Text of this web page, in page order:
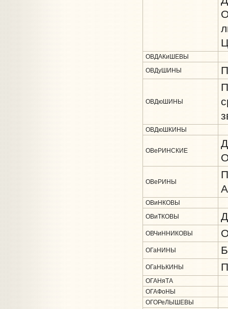
ОВДАКиШЕВЫ
ОВДуШИНЫ
ОВДюШИНЫ
ОВДюШКИНЫ
ОВеРИНСКИЕ
ОВеРИНЫ
ОВиНКОВЫ
ОВиТКОВЫ
ОВЧиННИКОВЫ
ОГаНИНЫ
ОГаНЬКИНЫ
ОГАНяТА
ОГАФоНЫ
ОГОРеЛЫШЕВЫ